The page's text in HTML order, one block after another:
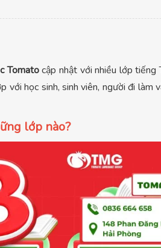
Tomatocập nhật với nhiều lớp tiếng
học sinh, sinh viên, người đi làm
lớp nào?